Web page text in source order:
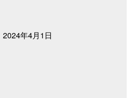
2024年4月1日